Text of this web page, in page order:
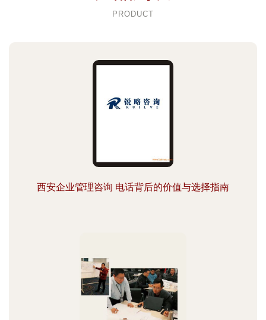
PRODUCT
西安企业管理咨询 电话背后的价值与选择指南